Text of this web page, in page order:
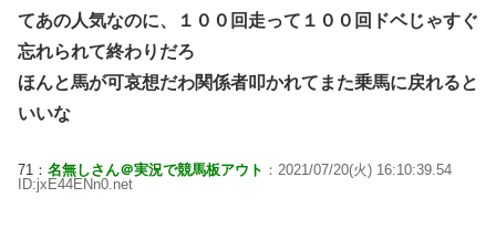
てあの人気なのに、１００回走って１００回ドベじゃすぐ
忘れられて終わりだろ
ほんと馬が可哀想だわ関係者叩かれてまた乗馬に戻れると
いいな
71： 名無しさん＠実況で競馬板アウト ：2021/07/20(火) 16:10:39.54
ID:jxE44ENn0.net